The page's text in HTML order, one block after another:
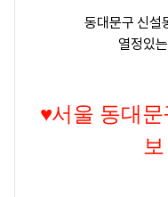
동대문구 신설
열정있
♥서울 동대문